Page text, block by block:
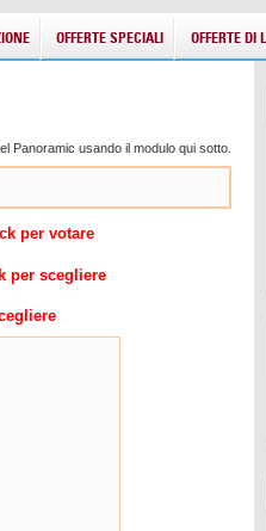
OFFERTE SPECIALI OFFERTE DI
Panoramic usando il modulo qui sotto.
per votare
per scegliere